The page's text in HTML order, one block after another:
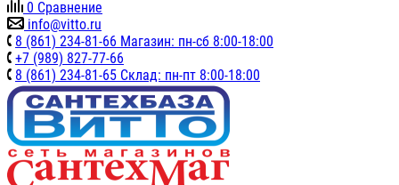
0 Сравнение
info@vitto.ru
8 (861) 234-81-66 Магазин: пн-сб 8:00-18:00
+7 (989) 827-77-66
8 (861) 234-81-65 Склад: пн-пт 8:00-18:00